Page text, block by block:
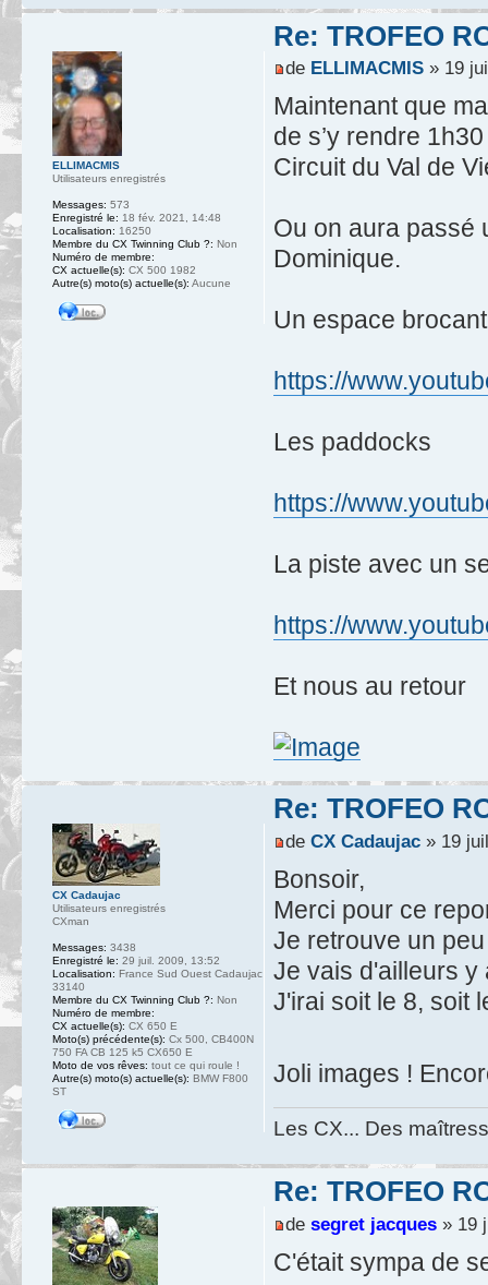
Re: TROFEO
de ELLIMACMIS» 19
Maintenant que
de s’y rendre
Circuit du Val de
Ou on aura passé
Dominique.
Un espace
https://
Les paddocks
https://
La piste avec un
https://
Et nous au retour
ELLIMACMIS
Utilisateurs enregistrés
Messages: 573
Enregistré le: 18 fév. 2021, 14:48
Localisation: 16250
Membre du CX Twinning Club ?: Non
Numéro de membre:
CX actuelle(s): CX 500 1982
Autre(s) moto(s) actuelle(s): Aucune
Re: TROFEO
de CX Cadaujac» 19
Bonsoir,
Merci pour ce
Je retrouve un
Je vais d'ailleurs y
J'irai soit le 8, soit
Joli images !
Les CX... Des
CX Cadaujac
Utilisateurs enregistrés
CXman
Messages: 3438
Enregistré le: 29 juil. 2009, 13:52
Localisation: France Sud Ouest Cadaujac
33140
Membre du CX Twinning Club ?: Non
Numéro de membre:
CX actuelle(s): CX 650 E
Moto(s) précédente(s): Cx 500, CB400N
750 FA CB 125 k5 CX650 E
Moto de vos rêves: tout ce qui roule !
Autre(s) moto(s) actuelle(s): BMW F800
ST
Re: TROFEO
de segret jacques» 19
C'était sympa de